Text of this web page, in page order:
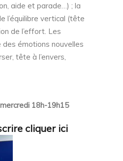
aide et parade…) ; la
l’équilibre vertical (tête
de l’effort. Les
émotions nouvelles
tête à l’envers,
18h-19h15
cliquer ici